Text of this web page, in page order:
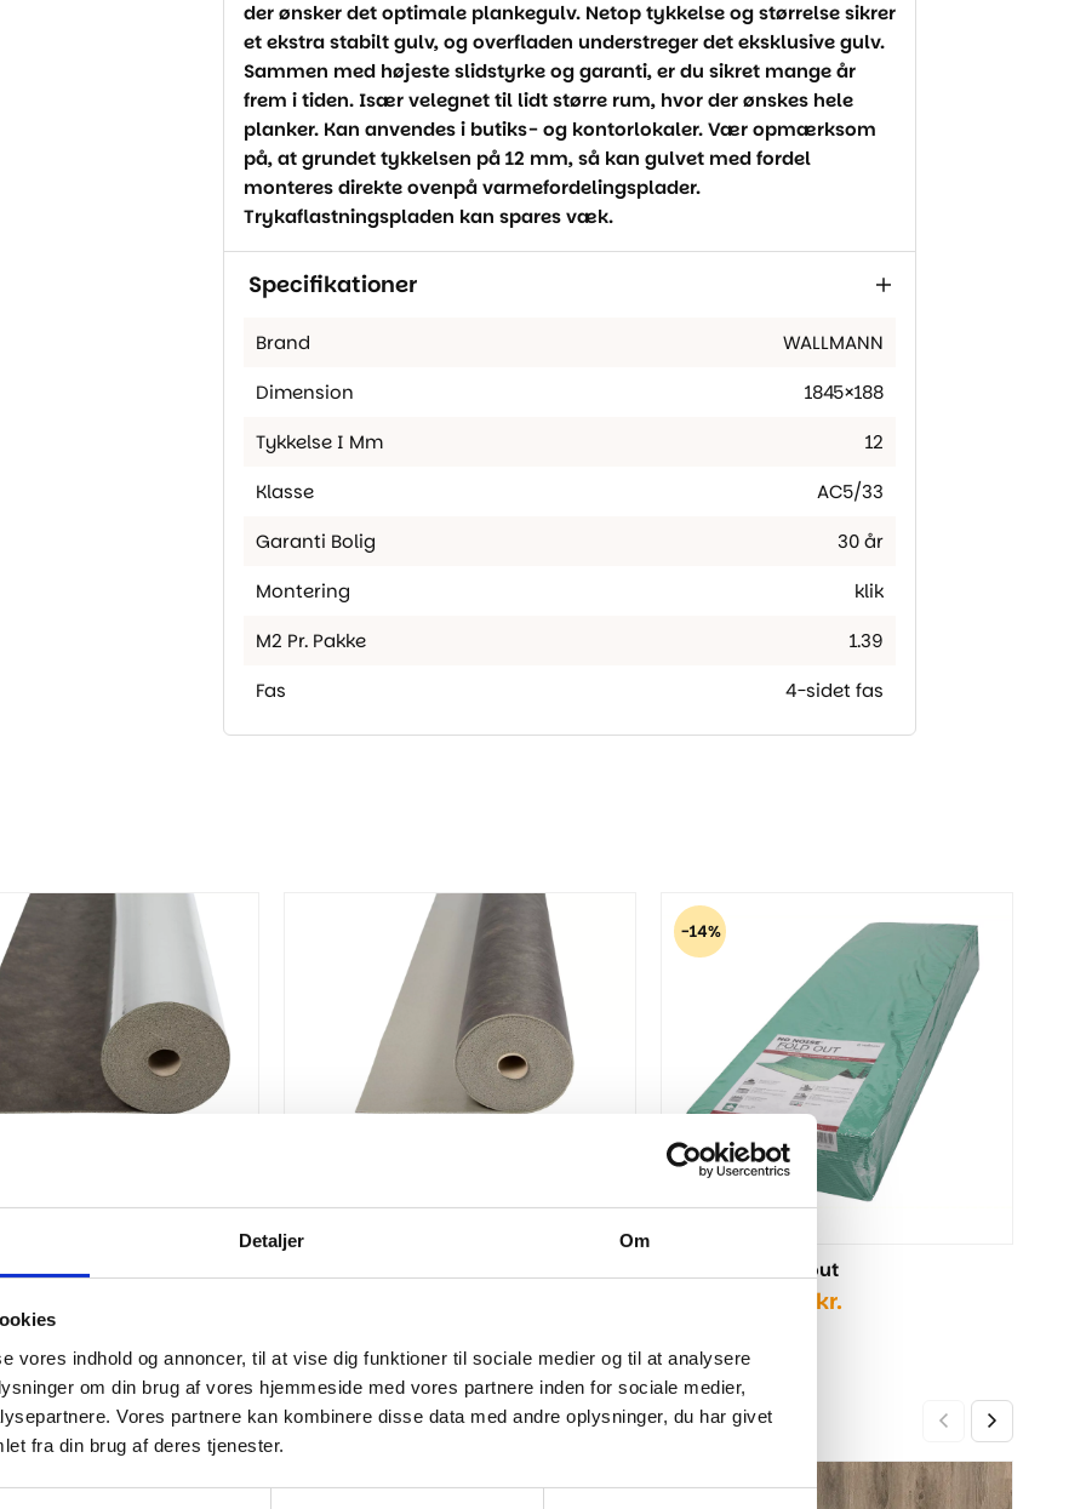
Detaljer Om
vores indhold og annoncer, til at vise dig funktioner til sociale medier og til at analysere
om din brug af vores hjemmeside med vores partnere inden for sociale medier,
Vores partnere kan kombinere disse data med andre oplysninger, du har givet
fra din brug af deres tjenester.
der ønsker det optimale plankegulv. Netop tykkelse og størrelse sikrer
et ekstra stabilt gulv, og overfladen understreger det eksklusive gulv.
Sammen med højeste slidstyrke og garanti, er du sikret mange år
frem i tiden. Især velegnet til lidt større rum, hvor der ønskes hele
planker. Kan anvendes i butiks- og kontorlokaler. Vær opmærksom
på, at grundet tykkelsen på 12 mm, så kan gulvet med fordel
monteres direkte ovenpå varmefordelingsplader.
Trykaflastningspladen kan spares væk.
Specifikationer
Brand WALLMANN
Dimension 1845×188
Tykkelse I Mm 12
Klasse AC5/33
Garanti Bolig 30 år
Montering klik
M2 Pr. Pakke 1.39
Fas 4-sidet fas
410,00kr.
-14%
No Noise - Fold out
pris
289,00 kr..
kr.